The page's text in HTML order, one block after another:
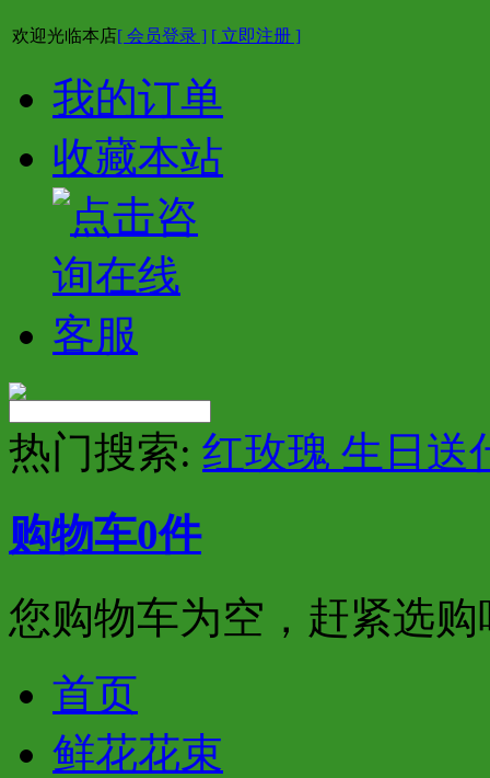
欢迎光临本店[ 会员登录 ] [ 立即注册 ]
我的订单
收藏本站
热门搜索: 红玫瑰 生日送
购物车0件
您购物车为空，赶紧选购
首页
鲜花花束